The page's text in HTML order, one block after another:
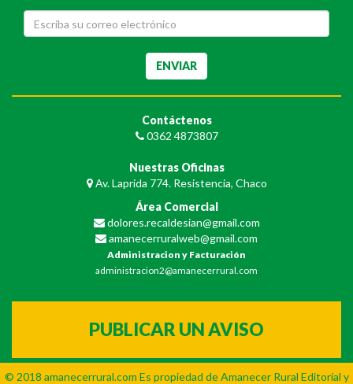
Contáctenos
0362 4873807
Nuestras Oficinas
Av. Laprida 774. Resistencia, Chaco
Área Comercial
dolores.recaldesian@gmail.com
amanecerruralweb@gmail.com
Administracion y Facturación
administracion2@amanecerrural.com
PUBLICAR UN AVISO
© 2018 amanecerrural.com Es propiedad de Amanecer Rural Editorial y